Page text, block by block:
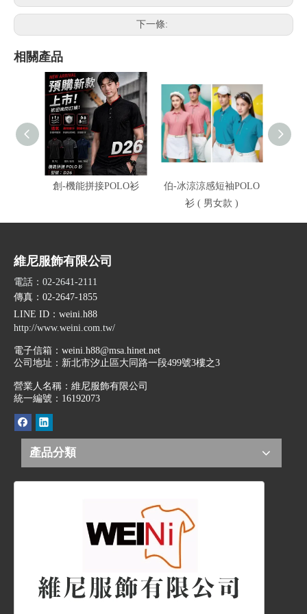
下一條:
相關產品
創-機能拼接POLO衫
伯-冰涼涼感短袖POLO
衫 ( 男女款 )
維尼服飾有限公司
電話：02-2641-2111
傳真：02-2647-1855
LINE ID ：weini.h88
http://www.weini.com.tw/
電子信箱： weini.h88@msa.hinet.net
公司地址： 新北市汐止區大同路一段499號3樓之3
營業人名稱：維尼服飾有限公司
統一編號：16192073
產品分類